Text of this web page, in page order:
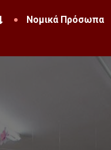
Νομικά Πρόσωπα